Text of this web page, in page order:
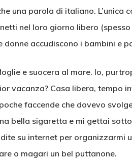
una parola di italiano. L’unica
nel loro giorno libero
donne accudiscono i bambini e
e suocera al mare. Io,
vacanza? Casa libera, tempo
faccende che dovevo
bella sigaretta e mi gettai
su internet per organizzarmi
o magari un bel puttanone.